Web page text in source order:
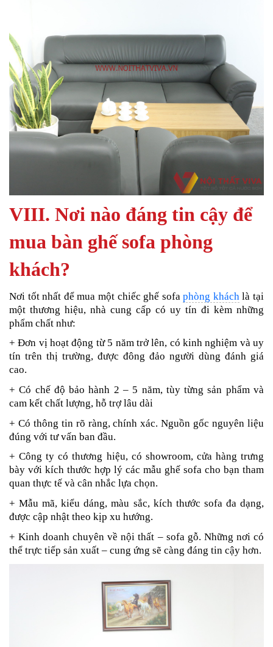
VIII. Nơi nào đáng tin cậy để
mua bàn ghế sofa phòng
khách?
Nơi tốt nhất để mua một chiếc ghế sofaphòng khách là tại
một thương hiệu, nhà cung cấp có uy tín đi kèm những
phẩm chất như:
+ Đơn vị hoạt động từ 5 năm trở lên, có kinh nghiệm và uy
tín trên thị trường, được đông đảo người dùng đánh giá
cao.
+ Có chế độ bảo hành 2 – 5 năm, tùy từng sản phẩm và
cam kết chất lượng, hỗ trợ lâu dài
+ Có thông tin rõ ràng, chính xác. Nguồn gốc nguyên liệu
đúng với tư vấn ban đầu.
+ Công ty có thương hiệu, có showroom, cửa hàng trưng
bày với kích thước hợp lý các mẫu ghế sofa cho bạn tham
quan thực tế và cân nhắc lựa chọn.
+ Mẫu mã, kiểu dáng, màu sắc, kích thước sofa đa dạng,
được cập nhật theo kịp xu hướng.
+ Kinh doanh chuyên về nội thất – sofa gỗ. Những nơi có
thể trực tiếp sản xuất – cung ứng sẽ càng đáng tin cậy hơn.